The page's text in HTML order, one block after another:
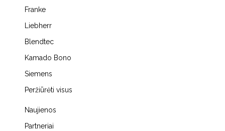
Franke
Liebherr
Blendtec
Kamado Bono
Siemens
Peržiūrėti visus
Naujienos
Partneriai